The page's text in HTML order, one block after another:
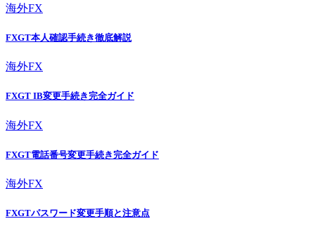
海外FX
FXGT本人確認手続き徹底解説
海外FX
FXGT IB変更手続き完全ガイド
海外FX
FXGT電話番号変更手続き完全ガイド
海外FX
FXGTパスワード変更手順と注意点